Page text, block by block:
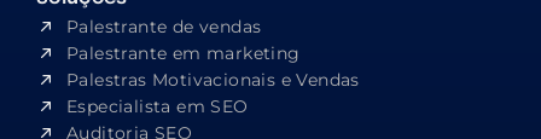
Palestrante de vendas
Palestrante em marketing
Palestras Motivacionais e Vendas
Especialista em SEO​
Auditoria SEO